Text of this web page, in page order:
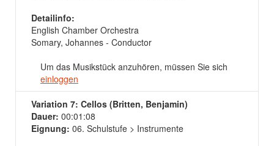
Detailinfo:
English Chamber Orchestra
Somary, Johannes - Conductor
Um das Musikstück anzuhören, müssen Sie sich
einloggen
Variation 7: Cellos (Britten, Benjamin)
Dauer: 00:01:08
Eignung: 06. Schulstufe > Instrumente